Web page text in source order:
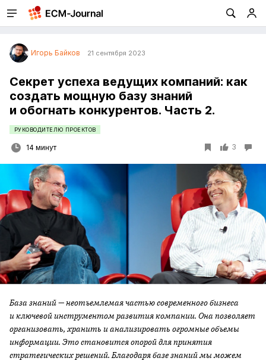
Игорь Байков 21 сентября 2023
Секрет успеха ведущих компаний: как
создать мощную базу знаний
и обогнать конкурентов. Часть 2.
РУКОВОДИТЕЛЮ ПРОЕКТОВ
14 минут 3
База знаний — неотъемлемая частью современного бизнеса
и ключевой инструментом развития компании. Она позволяет
организовать, хранить и анализировать огромные объемы
информации. Это становится опорой для принятия
стратегических решений. Благодаря базе знаний мы можем